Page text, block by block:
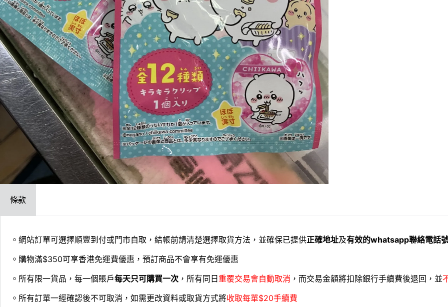
條款
。網站訂單可選擇順豐到付或門市自取，結帳前請清楚選擇取貨方法，並確保已提供正確地址及有效的whatsapp聯絡電話
。購物滿$350可享香港免運費優惠，預訂商品不會享有免運優惠
。所有限一貨品，每一個賬戶每天只可購買一次 ，所有同日 重覆交易會自動取消 ，而交易金額將扣除銀行手續費後退回，並
。所有訂單一經確認後不可取消，如需更改資料或取貨方式將收取每單$20手續費